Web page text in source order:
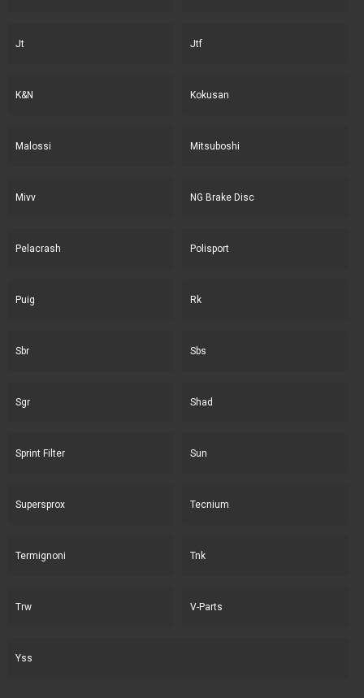
Jt Jtf
K&N Kokusan
Malossi Mitsuboshi
Mivv NG Brake Disc
Pelacrash Polisport
Puig Rk
Sbr Sbs
Sgr Shad
Sprint Filter Sun
Supersprox Tecnium
Termignoni Tnk
Trw V-Parts
Yss